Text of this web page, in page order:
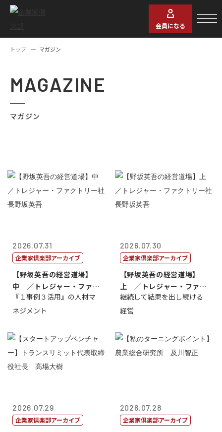
会員になる
トップ マガジン
MAGAZINE
マガジン
2026.07.31
企業家倶楽部アーカイブ
【野坂英吾の経営道場】
中 ／トレジャー・ファク
トリー社長野坂...
『１事例３活用』の人材マ
ネジメント
2026.07.30
企業家倶楽部アーカイブ
【野坂英吾の経営道場】
上 ／トレジャー・ファク
トリー社長野坂...
継続して結果を出し続ける
経営
2026.07.29
企業家倶楽部アーカイブ
2026.07.28
企業家倶楽部アーカイブ